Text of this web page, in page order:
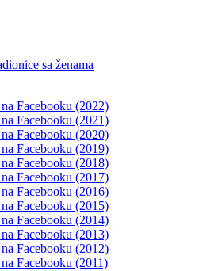
sa ženama
Facebooku (2022)
Facebooku (2021)
Facebooku (2020)
Facebooku (2019)
Facebooku (2018)
Facebooku (2017)
Facebooku (2016)
Facebooku (2015)
Facebooku (2014)
Facebooku (2013)
Facebooku (2012)
Facebooku (2011)